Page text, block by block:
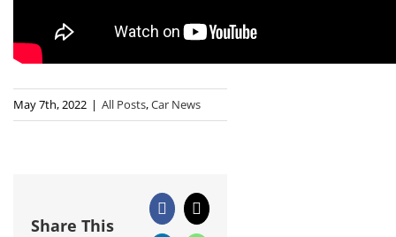
May 7th, 2022 | All Posts,Car News
Share This
Facebook
X